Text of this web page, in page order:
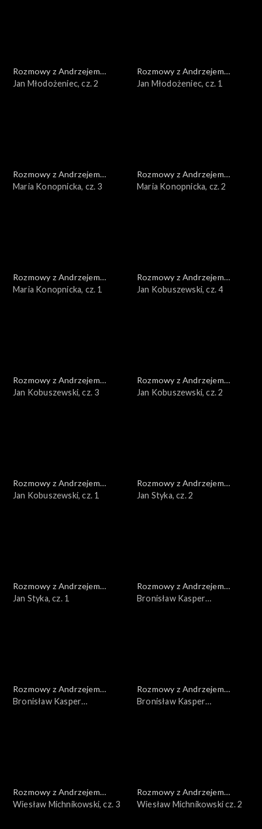
Rozmowy z Andrzejem
Doboszem
Jan Młodożeniec, cz. 2
Rozmowy z Andrzejem
Doboszem
Jan Młodożeniec, cz. 1
Rozmowy z Andrzejem
Doboszem
Maria Konopnicka, cz. 3
Rozmowy z Andrzejem
Doboszem
Maria Konopnicka, cz. 2
Rozmowy z Andrzejem
Doboszem
Maria Konopnicka, cz. 1
Rozmowy z Andrzejem
Doboszem
Jan Kobuszewski, cz. 4
Rozmowy z Andrzejem
Doboszem
Jan Kobuszewski, cz. 3
Rozmowy z Andrzejem
Doboszem
Jan Kobuszewski, cz. 2
Rozmowy z Andrzejem
Doboszem
Jan Kobuszewski, cz. 1
Rozmowy z Andrzejem
Doboszem
Jan Styka, cz. 2
Rozmowy z Andrzejem
Doboszem
Jan Styka, cz. 1
Rozmowy z Andrzejem
Doboszem
Bronisław Kasper
Rozmowy z Andrzejem
Doboszem
Bronisław Kasper
Rozmowy z Andrzejem
Doboszem
Bronisław Kasper
Rozmowy z Andrzejem
Doboszem
Wiesław Michnikowski, cz. 3
Rozmowy z Andrzejem
Doboszem
Wiesław Michnikowski cz. 2